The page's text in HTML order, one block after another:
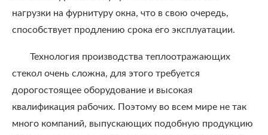
нагрузки на фурнитуру окна, что в свою очередь,
способствует продлению срока его эксплуатации.
Технология производства теплоотражающих
стекол очень сложна, для этого требуется
дорогостоящее оборудование и высокая
квалификация рабочих. Поэтому во всем мире не так
много компаний, выпускающих подобную продукцию